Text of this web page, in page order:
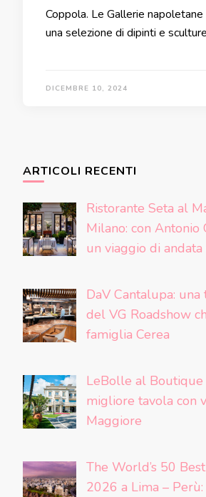
Coppola. Le Gallerie
una selezione di dipinti e
DICEMBRE 10, 2024
ARTICOLI RECENTI
Ristorante Seta al
Milano: con Antonio
un viaggio di
DaV Cantalupa:
del VG Roadshow
famiglia Cerea
LeBolle al
migliore tavola con
Maggiore
The World’s 50
2026 a Lima – Perù: